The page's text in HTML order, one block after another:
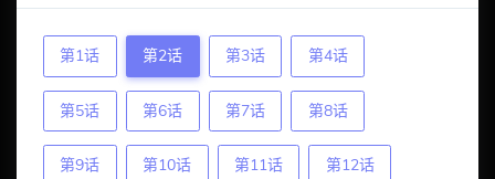
第1话 第2话 第3话 第4话
第5话 第6话 第7话 第8话
第9话 第10话 第11话 第12话